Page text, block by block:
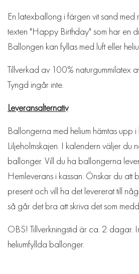
En latexballong i färgen vit sand
texten "Happy Birthday" som har en
Ballongen kan fyllas med luft eller
Tillverkad av 100% naturgummilatex
Tyngd ingår inte.
Leveransalternativ
Ballongerna med helium hämtas upp i
Liljeholmskajen. I kalendern väljer du
ballonger. Vill du ha ballongerna
Hemleverans i kassan. Önskar du att
present och vill ha det levererat till
så går det bra att skriva det som
OBS! Tillverkningstid är ca. 2 dagar.
heliumfyllda ballonger.